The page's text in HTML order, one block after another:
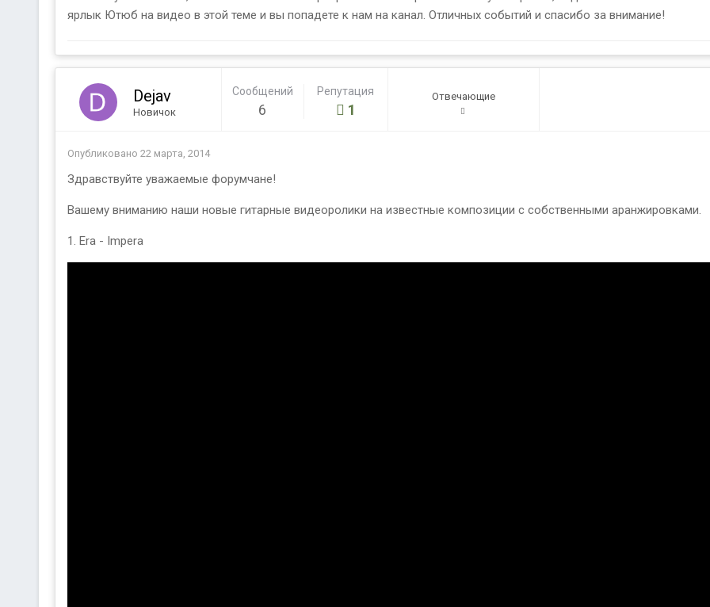
ярлык Ютюб на видео в этой теме и вы попадете к нам на канал. Отличных событий и спасибо за внимание!
Dejav
Новичок
Сообщений
6
Репутация
1
Отвечающие
Опубликовано 22 марта, 2014
Здравствуйте уважаемые форумчане!
Вашему вниманию наши новые гитарные видеоролики на известные композиции с собственными аранжировками.
1. Era - Impera